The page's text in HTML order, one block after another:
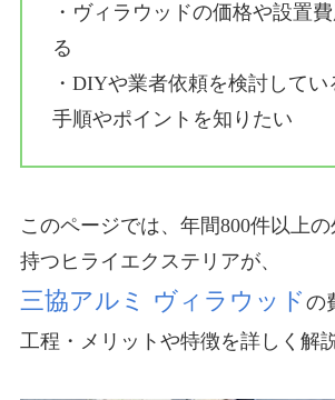
・ヴィラウッドの価格や設置
る
・DIYや業者依頼を検討してい
手順やポイントを知りたい
このページでは、年間800件以上
持つヒライエクステリアが、
三協アルミ ヴィラウッド の
工程・メリットや特徴を詳しく解